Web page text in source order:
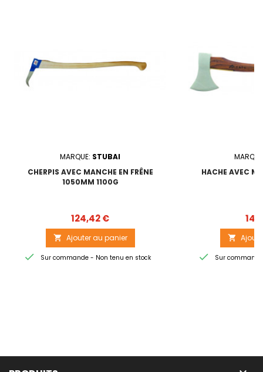
MARQUE: STUBAI
CHERPIS AVEC MANCHE EN FRÊNE
1050MM 1100G
Prix
124,42 €
 Ajouter au panier
 Sur commande - Non tenu en stock
HACHE AVEC

 Sur